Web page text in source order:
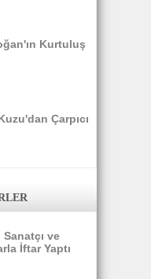
Kurtuluş
Çarpıcı
ve
İftar Yaptı